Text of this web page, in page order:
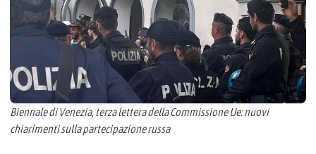
Biennale di Venezia, terza lettera della Commissione Ue: nuovi
chiarimenti sulla partecipazione russa